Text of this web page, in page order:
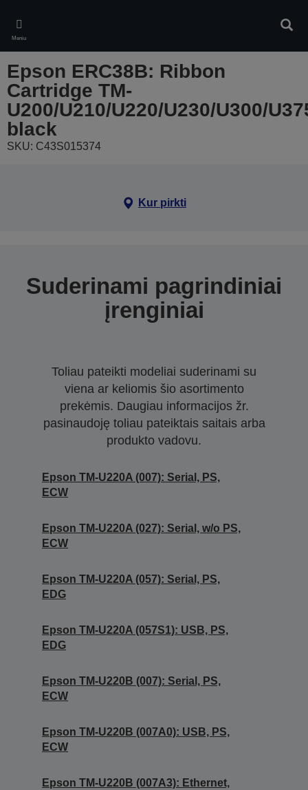
main
content
Meniu
Epson ERC38B: Ribbon
Cartridge TM-
U200/U210/U220/U230/U300/
black
SKU: C43S015374
Kur pirkti
Suderinami pagrindiniai
įrenginiai
Toliau pateikti modeliai suderinami su
viena ar keliomis šio asortimento
prekėmis. Daugiau informacijos žr.
pasinaudoję toliau pateiktais saitais arba
produkto vadovu.
Epson TM-U220A (007): Serial, PS,
ECW
Epson TM-U220A (027): Serial, w/o PS,
ECW
Epson TM-U220A (057): Serial, PS,
EDG
Epson TM-U220A (057S1): USB, PS,
EDG
Epson TM-U220B (007): Serial, PS,
ECW
Epson TM-U220B (007A0): USB, PS,
ECW
Epson TM-U220B (007A3): Ethernet,